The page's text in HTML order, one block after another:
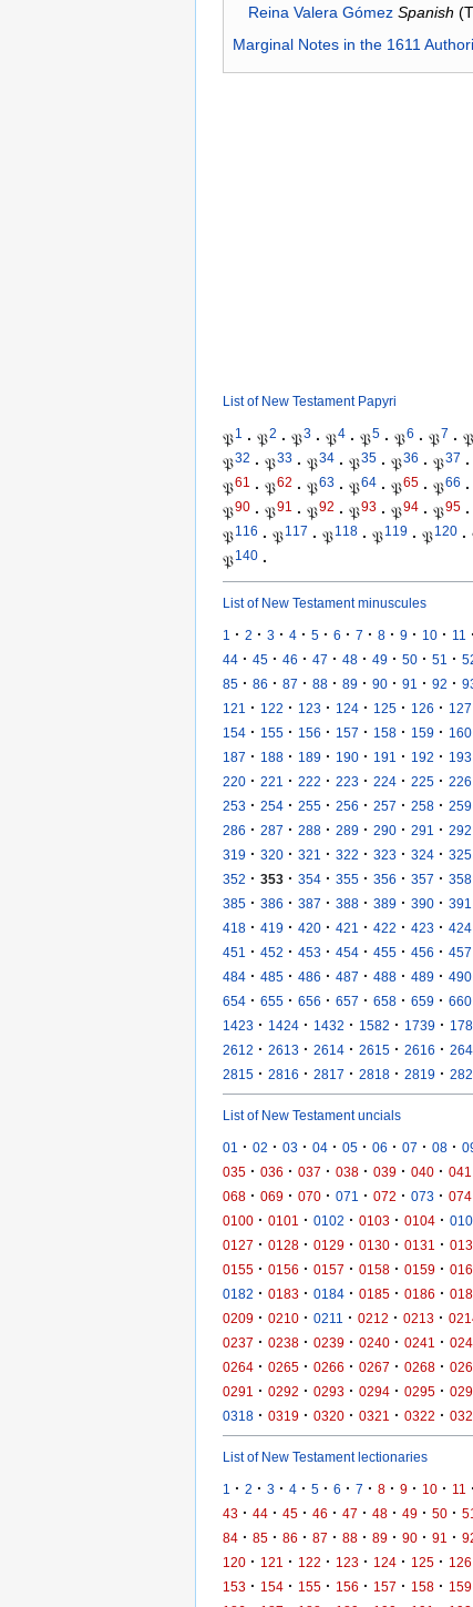
Reina Valera Gómez Spanish
Marginal Notes in the 1611
List of New Testament Papyri
𝔓1 · 𝔓2 · 𝔓3 · 𝔓4 · 𝔓5 · 𝔓6 · 𝔓7 · 𝔓
𝔓32 · 𝔓33 · 𝔓34 · 𝔓35 · 𝔓36 · 𝔓37 ·
𝔓61 · 𝔓62 · 𝔓63 · 𝔓64 · 𝔓65 · 𝔓66 ·
𝔓90 · 𝔓91 · 𝔓92 · 𝔓93 · 𝔓94 · 𝔓95 ·
𝔓116 · 𝔓117 · 𝔓118 · 𝔓119 · 𝔓120 ·
𝔓140 ·
List of New Testament minuscules
1 · 2 · 3 · 4 · 5 · 6 · 7 · 8 · 9 · 10 · 11 ·
44 · 45 · 46 · 47 · 48 · 49 · 50 · 51 ·
85 · 86 · 87 · 88 · 89 · 90 · 91 · 92 ·
121 · 122 · 123 · 124 · 125 · 126 · 127
154 · 155 · 156 · 157 · 158 · 159 · 160
187 · 188 · 189 · 190 · 191 · 192 · 193
220 · 221 · 222 · 223 · 224 · 225 · 226
253 · 254 · 255 · 256 · 257 · 258 · 259
286 · 287 · 288 · 289 · 290 · 291 · 292
319 · 320 · 321 · 322 · 323 · 324 · 325
352 · 353 · 354 · 355 · 356 · 357 · 358
385 · 386 · 387 · 388 · 389 · 390 · 391
418 · 419 · 420 · 421 · 422 · 423 · 424
451 · 452 · 453 · 454 · 455 · 456 · 457
484 · 485 · 486 · 487 · 488 · 489 · 490
654 · 655 · 656 · 657 · 658 · 659 · 660
1423 · 1424 · 1432 · 1582 · 1739 ·
2612 · 2613 · 2614 · 2615 · 2616 ·
2815 · 2816 · 2817 · 2818 · 2819 ·
List of New Testament uncials
01 · 02 · 03 · 04 · 05 · 06 · 07 · 08 ·
035 · 036 · 037 · 038 · 039 · 040 · 041
068 · 069 · 070 · 071 · 072 · 073 · 074
0100 · 0101 · 0102 · 0103 · 0104 ·
0127 · 0128 · 0129 · 0130 · 0131 ·
0155 · 0156 · 0157 · 0158 · 0159 ·
0182 · 0183 · 0184 · 0185 · 0186 ·
0209 · 0210 · 0211 · 0212 · 0213 ·
0237 · 0238 · 0239 · 0240 · 0241 ·
0264 · 0265 · 0266 · 0267 · 0268 ·
0291 · 0292 · 0293 · 0294 · 0295 ·
0318 · 0319 · 0320 · 0321 · 0322 ·
List of New Testament lectionaries
1 · 2 · 3 · 4 · 5 · 6 · 7 · 8 · 9 · 10 · 11 ·
43 · 44 · 45 · 46 · 47 · 48 · 49 · 50 · 51
84 · 85 · 86 · 87 · 88 · 89 · 90 · 91 ·
120 · 121 · 122 · 123 · 124 · 125 · 126
153 · 154 · 155 · 156 · 157 · 158 · 159